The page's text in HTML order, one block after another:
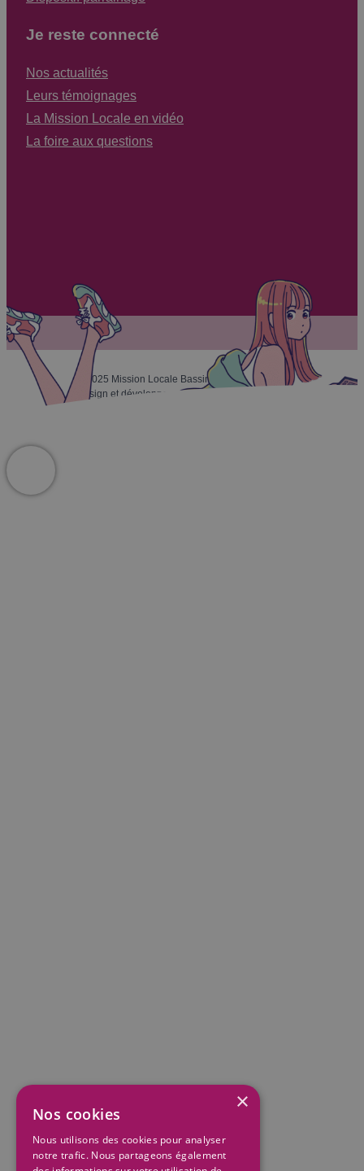
Je reste connecté
Nos actualités
Leurs témoignages
La Mission Locale en vidéo
La foire aux questions
© 2025 Mission Locale Bassin Thiernois –
Design et développement par
×
Nos cookies
Nous utilisons des cookies pour analyser
notre trafic. Nous partageons également